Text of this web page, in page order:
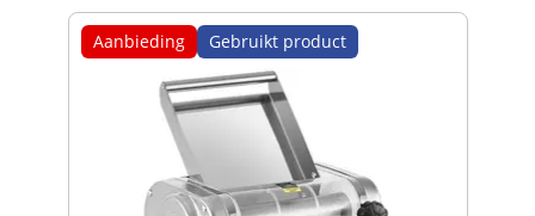
Aanbieding Gebruikt product